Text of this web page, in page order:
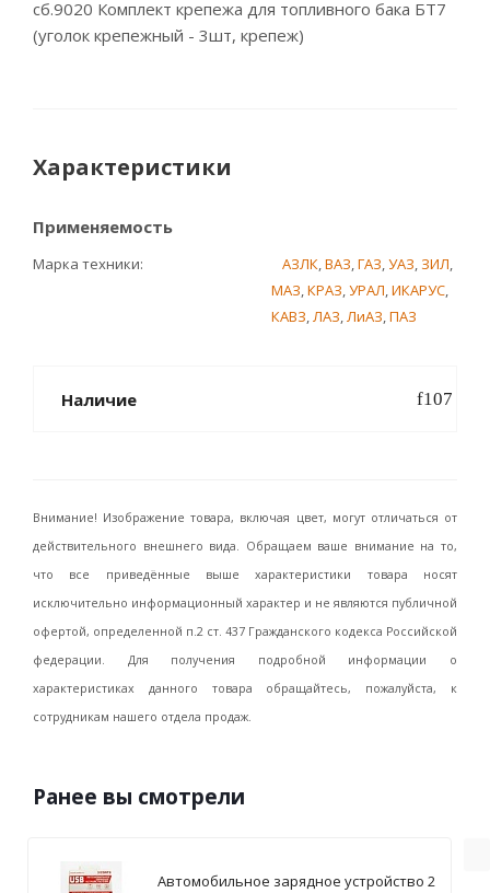
сб.9020 Комплект крепежа для топливного бака БТ7
(уголок крепежный - 3шт, крепеж)
Характеристики
Применяемость
Марка техники АЗЛК,ВАЗ,ГАЗ,УАЗ, ЗИЛ,
МАЗ,КРАЗ,УРАЛ,ИКАРУС,
КАВЗ,ЛАЗ,ЛиАЗ,ПАЗ
Наличие
Внимание! Изображение товара, включая цвет, могут отличаться от
действительного внешнего вида. Обращаем ваше внимание на то,
что все приведённые выше характеристики товара носят
исключительно информационный характер и не являются публичной
офертой, определенной п.2 ст. 437 Гражданского кодекса Российской
федерации. Для получения подробной информации о
характеристиках данного товара обращайтесь, пожалуйста, к
сотрудникам нашего отдела продаж.
Ранее вы смотрели
Автомобильное зарядное устройство 2